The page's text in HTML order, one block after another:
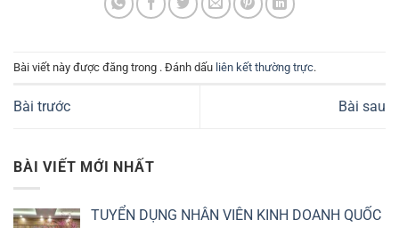
Bài viết này được đăng trong . Đánh dấu liên kết thường trực.
Bài trước Bài sau
BÀI VIẾT MỚI NHẤT
TUYỂN DỤNG NHÂN VIÊN KINH DOANH QUỐC